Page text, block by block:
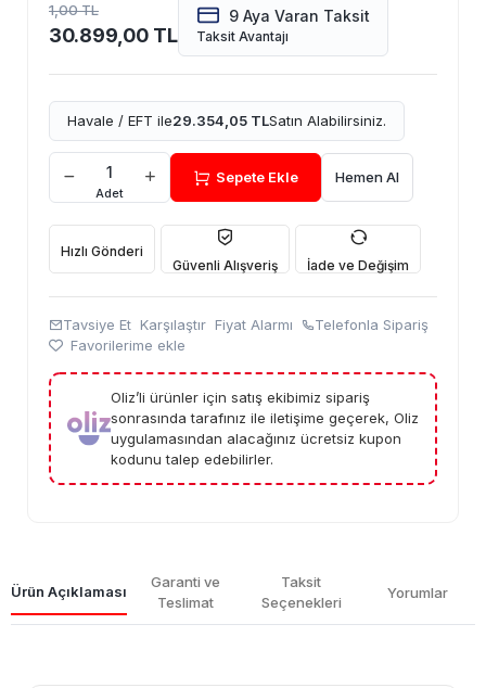
1,00 TL
30.899,00 TL
9 Aya Varan Taksit
Taksit Avantajı
Havale / EFT ile29.354,05 TLSatın Alabilirsiniz.
Adet
Sepete Ekle Hemen Al
Hızlı Gönderi
Güvenli Alışveriş
İade ve Değişim
Tavsiye Et Karşılaştır Fiyat Alarmı
Telefonla Sipariş
Favorilerime ekle
Oliz’li ürünler için satış ekibimiz sipariş
sonrasında tarafınız ile iletişime geçerek, Oliz
uygulamasından alacağınız ücretsiz kupon
kodunu talep edebilirler.
Ürün Açıklaması
Garanti ve
Teslimat
Taksit
Seçenekleri
Yorumlar